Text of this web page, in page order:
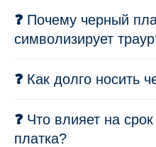
❓ Почему черный
символизирует
❓ Как долго носить
❓ Что влияет на
платка?